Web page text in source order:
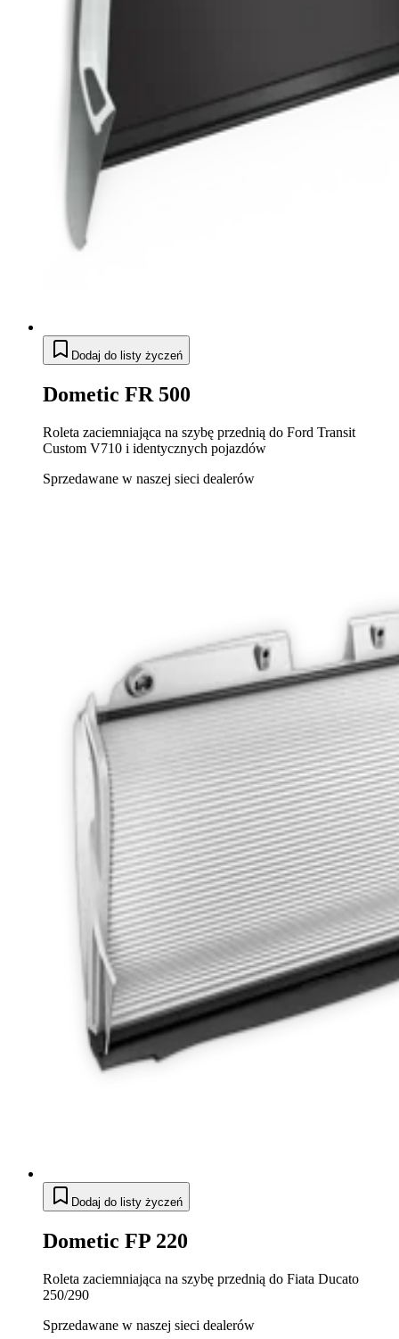
Dodaj do listy życzeń
Dometic FR 500
Roleta zaciemniająca na szybę przednią do Ford Transit
Custom V710 i identycznych pojazdów
Sprzedawane w naszej sieci dealerów
Dodaj do listy życzeń
Dometic FP 220
Roleta zaciemniająca na szybę przednią do Fiata Ducato
250/290
Sprzedawane w naszej sieci dealerów